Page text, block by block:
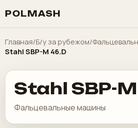
POLMASH
Главная/Б/у за рубежом/
Stahl SBP-M 46.D
Stahl SBP-
Фальцевальные машины